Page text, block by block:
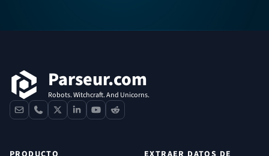
Parseur.com
Robots. Witchcraft. And Unicorns.
contactphone
x linkedinyoutube
reddit